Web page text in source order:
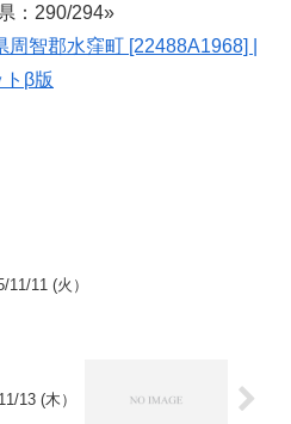
：290/294»
智郡水窪町 [22488A1968] |
β版
11/11 (火）
13 (木）